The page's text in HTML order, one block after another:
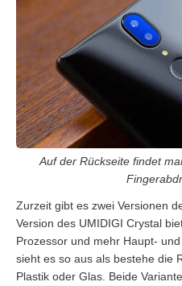
Auf der Rückseite findet
Zurzeit gibt es zwei Versionen
Version des UMIDIGI Crystal
Prozessor und mehr Haupt-
sieht es so aus als bestehe die
Plastik oder Glas. Beide